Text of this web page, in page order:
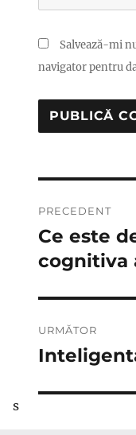
Salvează-mi
navigator pentru
în
articole
PRECEDENT
Articolul
anterior:
Ce este
cognitiva
URMĂTOR
Articolul
s